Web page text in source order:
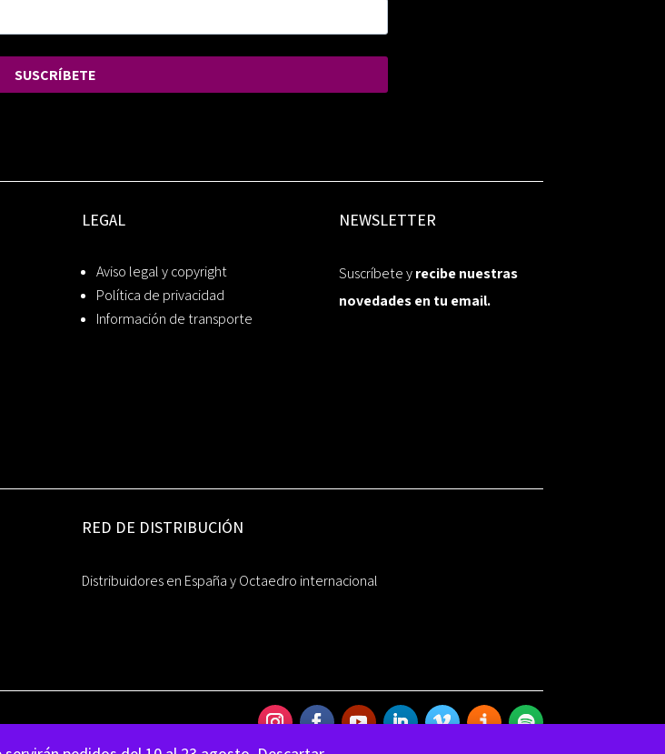
SUSCRÍBETE
LEGAL
Aviso legal y copyright
Política de privacidad
Información de transporte
NEWSLETTER
Suscríbete yrecibe nuestras
novedades en tu email.
RED DE DISTRIBUCIÓN
Distribuidores en España y Octaedro internacional